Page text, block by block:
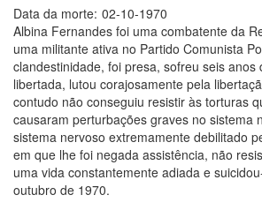
Data da morte: 02-10-1970
Albina Fernandes foi uma combatente da
uma militante ativa no Partido Comunista
clandestinidade, foi presa, sofreu seis anos
libertada, lutou corajosamente pela
contudo não conseguiu resistir às torturas
causaram perturbações graves no sistema
sistema nervoso extremamente debilitado
em que lhe foi negada assistência, não
uma vida constantemente adiada e
outubro de 1970.